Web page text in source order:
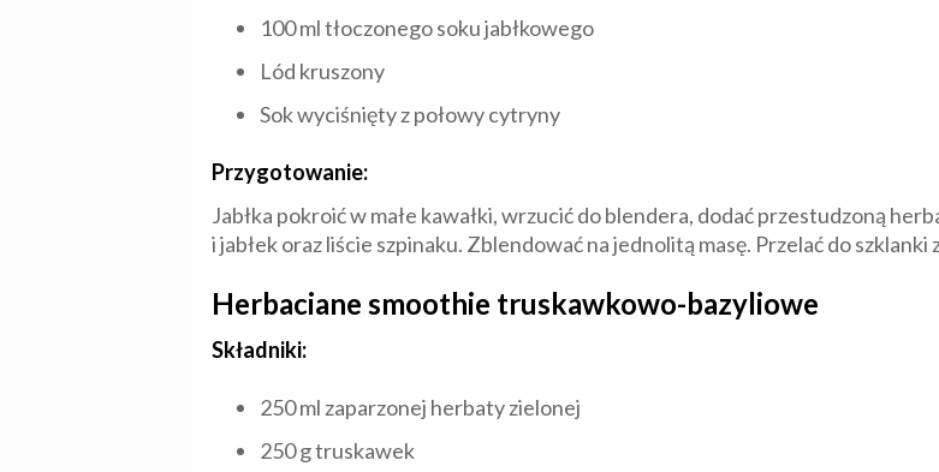
100 ml tłoczonego soku jabłkowego
Lód kruszony
Sok wyciśnięty z połowy cytryny
Przygotowanie:
Jabłka pokroić w małe kawałki, wrzucić do blendera, dodać przestudzoną
i jabłek oraz liście szpinaku. Zblendować na jednolitą masę. Przelać do szklanki
Herbaciane smoothie truskawkowo-bazyliowe
Składniki:
250 ml zaparzonej herbaty zielonej
250 g truskawek